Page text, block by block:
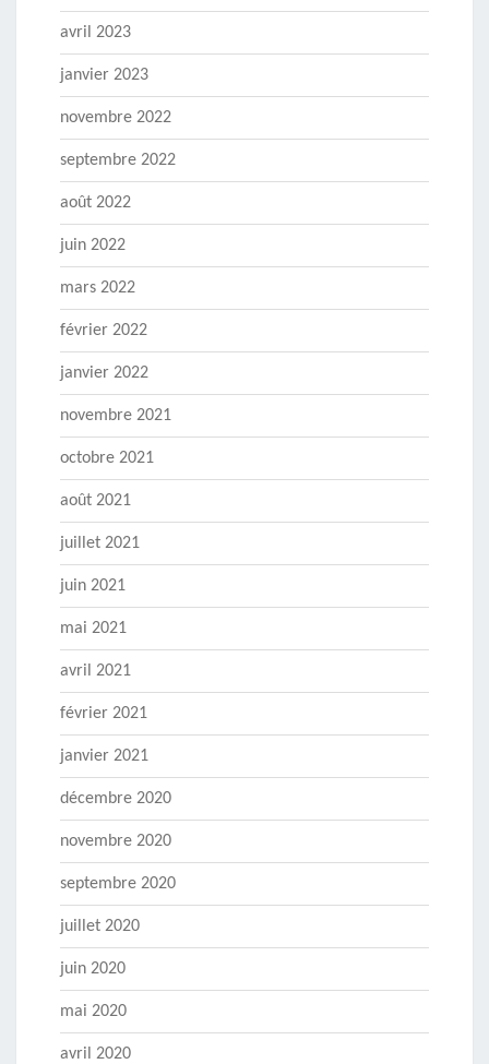
avril 2023
janvier 2023
novembre 2022
septembre 2022
août 2022
juin 2022
mars 2022
février 2022
janvier 2022
novembre 2021
octobre 2021
août 2021
juillet 2021
juin 2021
mai 2021
avril 2021
février 2021
janvier 2021
décembre 2020
novembre 2020
septembre 2020
juillet 2020
juin 2020
mai 2020
avril 2020